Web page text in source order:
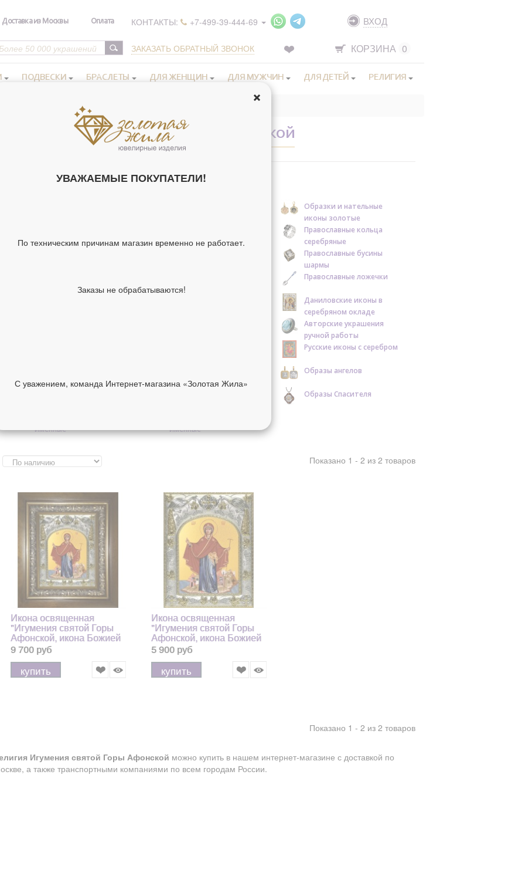
Доставка из Москвы Оплата КОНТАКТЫ: +7-499-39-444-69
ЗАКАЗАТЬ ОБРАТНЫЙ ЗВОНОК
ВХОД
КОРЗИНА 0
ПОДВЕСКИ БРАСЛЕТЫ ДЛЯ ЖЕНЩИН ДЛЯ МУЖЧИН ДЛЯ ДЕТЕЙ РЕЛИГИЯ
РЕЛИГИЯ ИГУМЕНИЯ СВЯТОЙ ГОРЫ АФОНСКОЙ
Образки и нательные
иконы золотые
иконы серебряные
золотые
Православные кольца
серебряные
Православные бусины
шармы
шнурки
Православные ложечки
Даниловские иконы в
серебряном окладе
Авторские украшения
ручной работы
Русские иконы с серебром
Образы ангелов
Образы Спасителя
именные
именные
Показано 1 - 2 из 2 товаров
Икона освященная
"Игумения святой Горы
Афонской, икона Божией
Матери", в киоте 20x24 см
9 700 руб
купить
Икона освященная
"Игумения святой Горы
Афонской, икона Божией
Матери", 14x18 см
5 900 руб
купить
Показано 1 - 2 из 2 товаров
Игумения святой Горы Афонской можно купить в нашем интернет-магазине с доставкой по
а также транспортными компаниями по всем городам России.
УВАЖАЕМЫЕ ПОКУПАТЕЛИ!
По техническим причинам магазин временно не работает.
Заказы не обрабатываются!
С уважением, команда Интернет-магазина «Золотая Жила»